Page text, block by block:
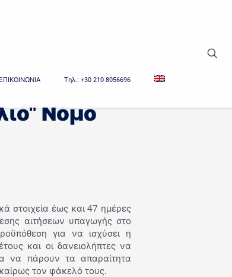
ΕΠΙΚΟΙΝΩΝΙΑ Tηλ.: +30 210 8056696
Νόμο
στοιχεία έως και 47 ημέρες
αιτήσεων υπαγωγής στο
για να ισχύσει η
και οι δανειολήπτες να
να πάρουν τα απαραίτητα
τον φάκελό τους.